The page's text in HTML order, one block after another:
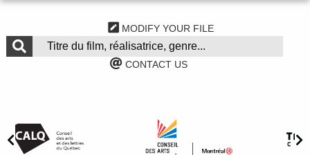
MODIFY YOUR FILE
CONTACT US